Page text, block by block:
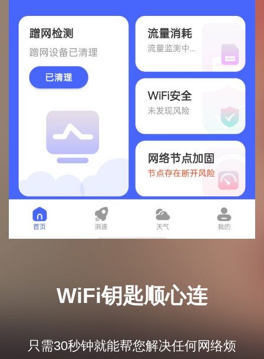
WiFi钥匙顺心连
只需30秒钟就能帮您解决任何网络烦